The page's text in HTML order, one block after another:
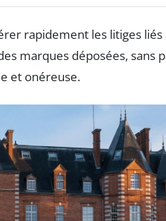
rapidement les litiges
marques déposées, sans
et onéreuse.